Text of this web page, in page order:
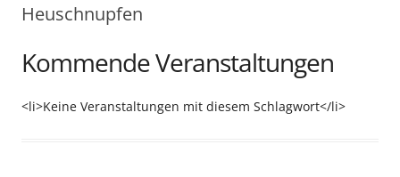
Heuschnupfen
Kommende Veranstaltungen
<li>Keine Veranstaltungen mit diesem Schlagwort</li>